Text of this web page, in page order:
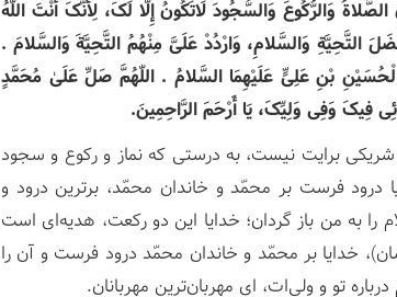
وَالرُّکُوعَ وَالسُّجُودَ لَاتَکُونُ إِلّا لَکَ، لِأَنَّکَ أَنْتَ اللّٰهُ
التَّحِیَّةِ وَالسَّلامِ، وَارْدُدْ عَلَیَّ مِنْهُمُ التَّحِیَّةَ وَالسَّلامَ .
بْنِ عَلِیٍّ عَلَیْهِمَا السَّلامُ . اللّٰهُمَّ صَلِّ عَلَیٰ مُحَمَّدٍ
فِیکَ وَفِی وَلِیِّکَ، یَا أَرْحَمَ الرَّاحِمِینَ.
شریکی برایت نیست، به درستی که نماز و رکوع و سجود
درود فرست بر محمّد و خاندان محمّد، برترین درود و
به من باز گردان؛ خدایا این دو رکعت، هدیه‌ای است
خدایا بر محمّد و خاندان محمّد درود فرست و آن را
تو و ولی‌ات، ای مهربان‌ترین مهربانان.